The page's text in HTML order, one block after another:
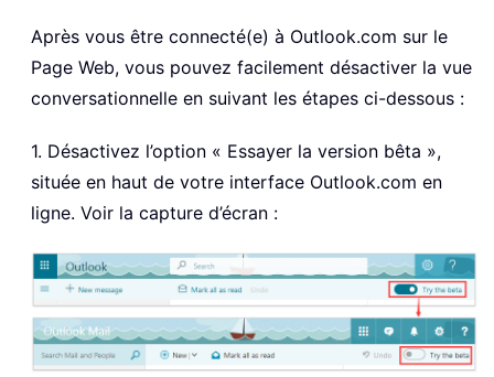
Après vous être connecté(e) à Outlook.com sur le
Page Web, vous pouvez facilement désactiver la vue
conversationnelle en suivant les étapes ci-dessous :
1. Désactivez l’option « Essayer la version bêta »,
située en haut de votre interface Outlook.com en
ligne. Voir la capture d’écran :